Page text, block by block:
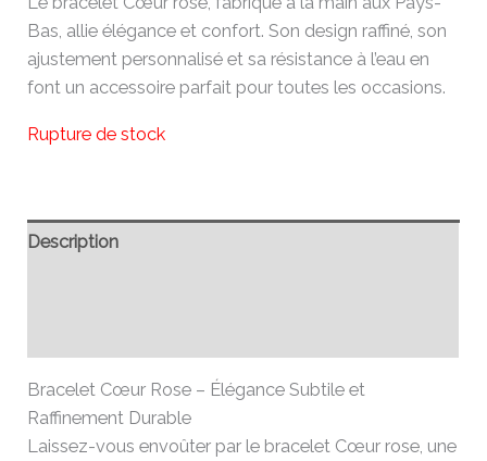
Bas, allie élégance et confort. Son design raffiné, son
ajustement personnalisé et sa résistance à l’eau en
font un accessoire parfait pour toutes les occasions.
Rupture de stock
Description
Bracelet Cœur Rose – Élégance Subtile et
Raffinement Durable
Laissez-vous envoûter par le bracelet Cœur rose, une